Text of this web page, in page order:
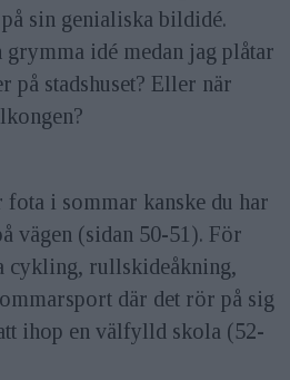
sin genialiska bildidé.
idé medan jag plåtar
på stadshuset? Eller när
fota i sommar kanske du har
vägen (sidan 50-51). För
cykling, rullskideåkning,
där det rör på sig
ihop en välfylld skola (52-